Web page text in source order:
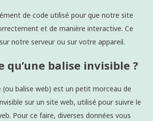
de code utilisé pour que notre site
et de manière interactive. Ce
notre serveur ou sur votre appareil.
qu’une balise invisible ?
(ou balise web) est un petit morceau de
sur un site web, utilisé pour suivre le
Pour ce faire, diverses données vous